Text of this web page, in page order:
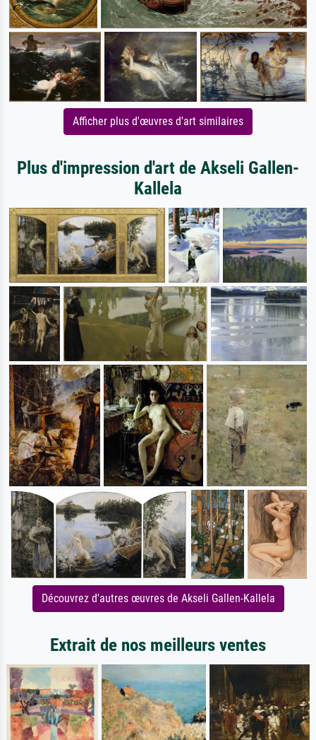
Afficher plus d'œuvres d'art similaires
Plus d'impression d'art de Akseli Gallen-
Kallela
Découvrez d'autres œuvres de Akseli Gallen-Kallela
Extrait de nos meilleurs ventes